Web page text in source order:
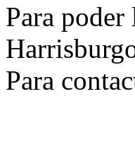
Para
Para